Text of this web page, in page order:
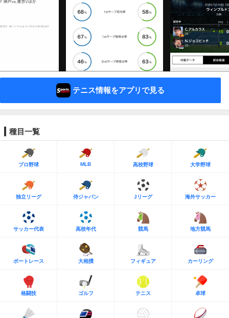
テニス情報をアプリで見る
種目一覧
プロ野球 MLB 高校野球 大学野球
独立リーグ 侍ジャパン Jリーグ 海外サッカー
サッカー代表 高校年代 競馬 地方競馬
ボートレース 大相撲 フィギュア カーリング
格闘技 ゴルフ テニス 卓球